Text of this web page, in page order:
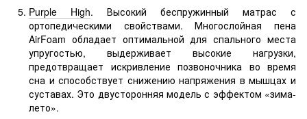
Purple High. Высокий беспружинный матрас с
ортопедическими свойствами. Многослойная пена
AirFoam обладает оптимальной для спального места
упругостью, выдерживает высокие нагрузки,
предотвращает искривление позвоночника во время
сна и способствует снижению напряжения в мышцах и
суставах. Это двусторонняя модель с эффектом «зима-
лето».